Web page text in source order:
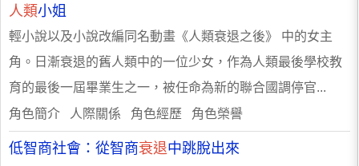
人類小姐
輕小說以及小說改編同名動畫《人類衰退之後》 中的女主
角。日漸衰退的舊人類中的一位少女，作為人類最後學校教
育的最後一屆畢業生之一，被任命為新的聯合國調停官...
角色簡介 人際關係 角色經歷 角色榮譽
低智商社會：從智商衰退中跳脫出來